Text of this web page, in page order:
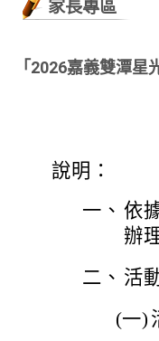
家長專區
「2026嘉義雙潭星
說明：
一、 依
辦
二、 活
(一)